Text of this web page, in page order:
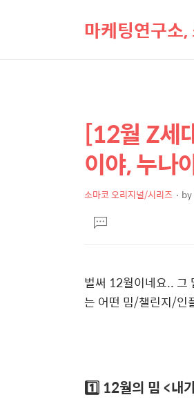
마케팅연구소,
상
세
컨
텐
본
문
제
[12월 Z세
이야, 누나
소마코 오리지널/시리즈 by
문댓
글
벌써 12월이네요.. 그
는 어떤 밈/챌린지/인
1️⃣ 12월의 밈 <내